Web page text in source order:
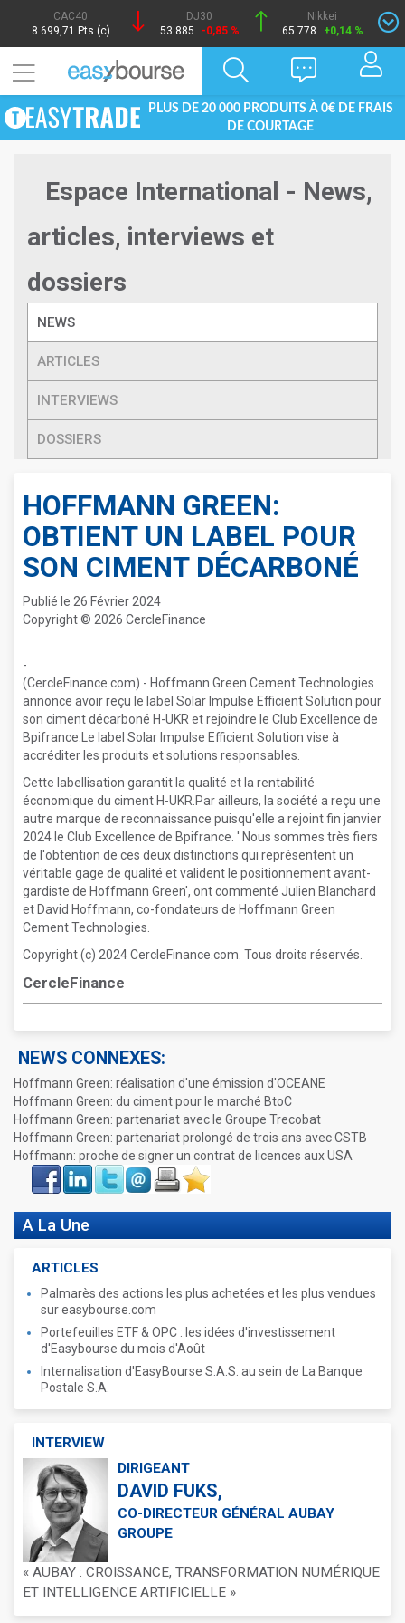
CAC40
8 699,71 Pts (c)
DJ30
53 885
-0,85 %
Nikkei
65 778
+0,14 %
PLUS DE 20 000 PRODUITS À 0€ DE FRAIS
DE COURTAGE
Espace International - News,
articles, interviews et
dossiers
NEWS
ARTICLES
INTERVIEWS
DOSSIERS
HOFFMANN GREEN:
OBTIENT UN LABEL POUR
SON CIMENT DÉCARBONÉ
Publié le 26 Février 2024
Copyright © 2026 CercleFinance
-
(CercleFinance.com) - Hoffmann Green Cement Technologies
annonce avoir reçu le label Solar Impulse Efficient Solution pour
son ciment décarboné H-UKR et rejoindre le Club Excellence de
Bpifrance.Le label Solar Impulse Efficient Solution vise à
accréditer les produits et solutions responsables.
Cette labellisation garantit la qualité et la rentabilité
économique du ciment H-UKR.Par ailleurs, la société a reçu une
autre marque de reconnaissance puisqu'elle a rejoint fin janvier
2024 le Club Excellence de Bpifrance. ' Nous sommes très fiers
de l'obtention de ces deux distinctions qui représentent un
véritable gage de qualité et valident le positionnement avant-
gardiste de Hoffmann Green', ont commenté Julien Blanchard
et David Hoffmann, co-fondateurs de Hoffmann Green
Cement Technologies.
Copyright (c) 2024 CercleFinance.com. Tous droits réservés.
CercleFinance
NEWS CONNEXES:
Hoffmann Green: réalisation d'une émission d'OCEANE
Hoffmann Green: du ciment pour le marché BtoC
Hoffmann Green: partenariat avec le Groupe Trecobat
Hoffmann Green: partenariat prolongé de trois ans avec CSTB
Hoffmann: proche de signer un contrat de licences aux USA
Face
book
LinkIn Twitter Envoyer ImprimerFavoris
A La Une
ARTICLES
Palmarès des actions les plus achetées et les plus vendues
sur easybourse.com
Portefeuilles ETF & OPC : les idées d'investissement
d'Easybourse du mois d'Août
Internalisation d'EasyBourse S.A.S. au sein de La Banque
Postale S.A.
INTERVIEW
DIRIGEANT
DAVID FUKS,
CO-DIRECTEUR GÉNÉRAL AUBAY
GROUPE
« AUBAY : CROISSANCE, TRANSFORMATION NUMÉRIQUE
ET INTELLIGENCE ARTIFICIELLE »